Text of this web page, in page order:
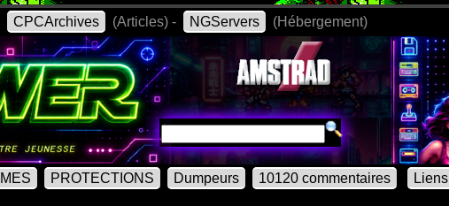
CPCArchives (Articles) - NGServers (Hébergement)
PROTECTIONS Dumpeurs 10120 commentaires Liens